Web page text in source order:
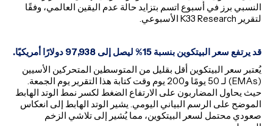
النسبي برز في أسبوع اتسم بتزايد حالة عدم اليقين العالمي، وفقًا
لتقرير K33 Research الأسبوعي.
قد يرتفع سعر البيتكوين بنسبة 15% ليصل إلى 97,938 دولارًا أمريكيًا
.
يُعتبر سعر البيتكوين أقل بقليل من المتوسطين المتحركين الأسيين
(EMAs) لـ 50 يومًا و200 يوم وقت كتابة هذا التقرير يوم الجمعة.
حيث يحاول المضاربون على الارتفاع الضغط لكسر نمط الوتد الهابط
الموضح على الرسم البياني اليومي. يشير الوتد الهابط إلى انعكاس
صعودي محتمل لسعر البيتكوين، مما يُشير إلى تلاشي الزخم